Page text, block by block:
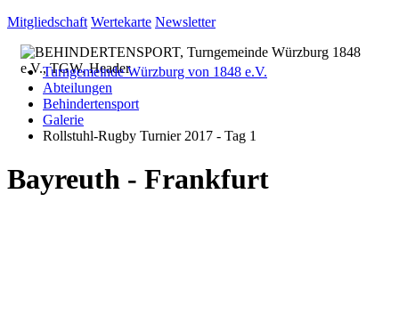
Mitgliedschaft Wertekarte Newsletter
Turngemeinde Würzburg von 1848 e.V.
Abteilungen
Behindertensport
Galerie
Rollstuhl-Rugby Turnier 2017 - Tag 1
Bayreuth - Frankfurt